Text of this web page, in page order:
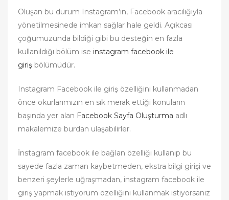
Oluşan bu durum Instagram’ın, Facebook aracılığıyla
yönetilmesinede imkan sağlar hale geldi. Açıkcası
çoğumuzunda bildiği gibi bu desteğin en fazla
kullanıldığı bölüm ise instagram facebook ile
giriş bölümüdür.
Instagram Facebook ile giriş özelliğini kullanmadan
önce okurlarımızın en sık merak ettiği konuların
başında yer alan Facebook Sayfa Oluşturma adlı
makalemize burdan ulaşabilirler.
İnstagram facebook ile bağlan özelliği kullanıp bu
sayede fazla zaman kaybetmeden, ekstra bilgi girişi ve
benzeri şeylerle uğraşmadan, instagram facebook ile
giriş yapmak istiyorum özelliğini kullanmak istiyorsanız